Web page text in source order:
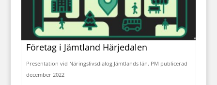
Företag i Jämtland Härjedalen
Presentation vid Näringslivsdialog Jämtlands län. PM publicerad
december 2022